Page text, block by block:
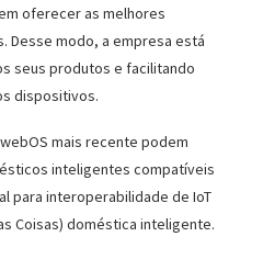
oferecer as melhores
Desse modo, a empresa está
seus produtos e facilitando
dispositivos.
mais recente podem
inteligentes compatíveis
para interoperabilidade de IoT
Coisas) doméstica inteligente.